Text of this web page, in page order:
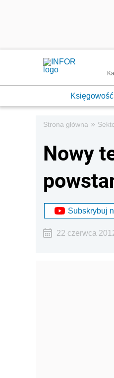
Księgowość
Strona główna »
Nowy
Subskrybuj
22 czerwca